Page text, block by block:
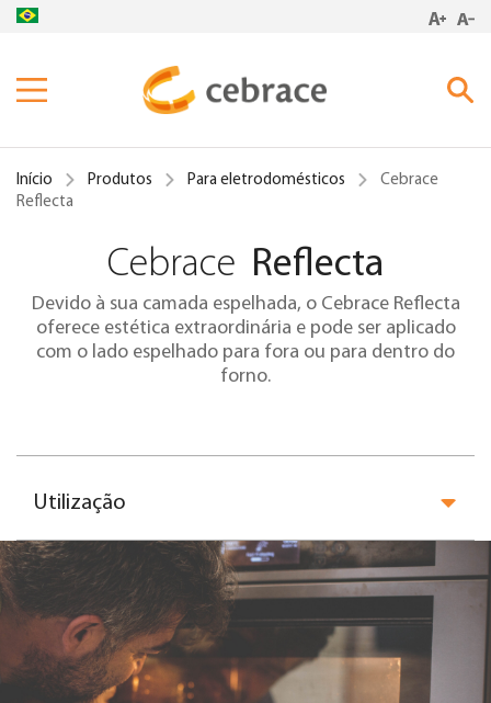
Produtos
Cebrace Cool Lite Linha SK
Cebrace Cool Lite Linha K
Cebrace Cool Lite Linha S
Cebrace Cool Lite Linha BR
Espelho Cebrace
Cebrace Texturizados
Cebrace Laqueado
Inspirações
Onde Encontrar
Blog
Ferramentas de Suporte
Início Produtos Para eletrodomésticos
Cebrace
Reflecta
Cebrace Reflecta
Devido à sua camada espelhada, o Cebrace Reflecta
oferece estética extraordinária e pode ser aplicado
com o lado espelhado para fora ou para dentro do
forno.
Utilização